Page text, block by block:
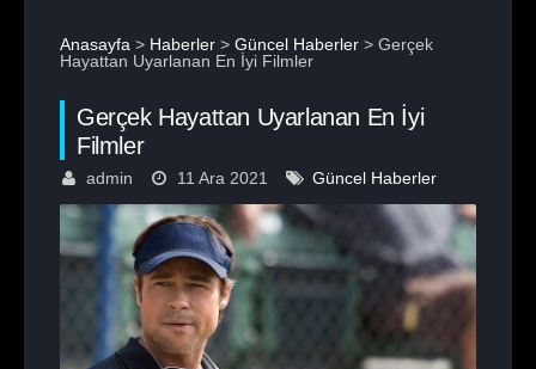
Anasayfa > Haberler > Güncel Haberler > Gerçek
Hayattan Uyarlanan En İyi Filmler
Gerçek Hayattan Uyarlanan En İyi
Filmler
admin 11 Ara 2021 Güncel Haberler